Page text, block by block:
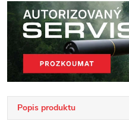
Popis produktu